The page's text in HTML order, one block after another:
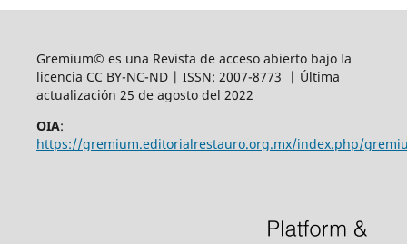
Gremium© es una Revista de acceso abierto bajo la
licencia CC BY-NC-ND | ISSN: 2007-8773 | Última
actualización 25 de agosto del 2022
OIA:
https://gremium.editorialrestauro.org.mx/index.php/